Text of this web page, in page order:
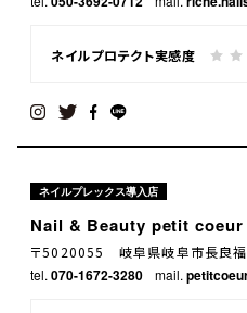
ネイルプロテクト実感度
ネイルプレックス導入店
Nail & Beauty petit coeur
〒5020055 岐阜県岐阜市長良
tel. 070-1672-3280 mail.